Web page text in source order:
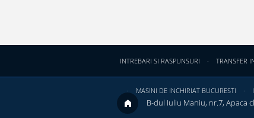
INTREBARI SI RASPUNSURI TRANSFER
MASINI DE INCHIRIAT BUCURESTI
B-dul Iuliu Maniu, nr.7, Apaca